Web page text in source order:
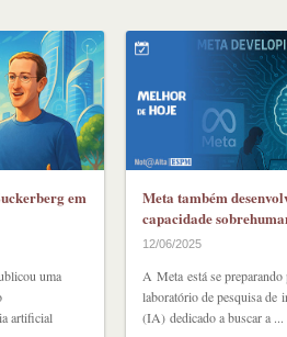
em
uma
artificial
Meta também
capacidade
12/06/2025
A Meta está se
laboratório de pesquisa de
(IA) dedicado a buscar a ...